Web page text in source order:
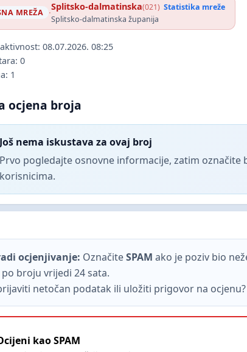
MREŽA ·Splitsko-dalmatinska(021) Statistika mreže
Splitsko-dalmatinska županija
08.07.2026. 08:25
0
1
ocjena broja
Još nema iskustava za ovaj broj
Prvo pogledajte osnovne informacije, zatim
korisnicima.
ocjenjivanje: OznačiteSPAM ako je poziv bio
broju vrijedi 24 sata.
netočan podatak ili uložiti prigovor na ocjenu?
kao SPAM